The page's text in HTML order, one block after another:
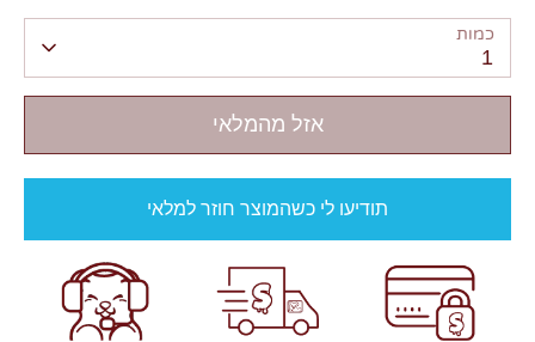
כמות
1
אזל מהמלאי
תודיעו לי כשהמוצר חוזר למלאי